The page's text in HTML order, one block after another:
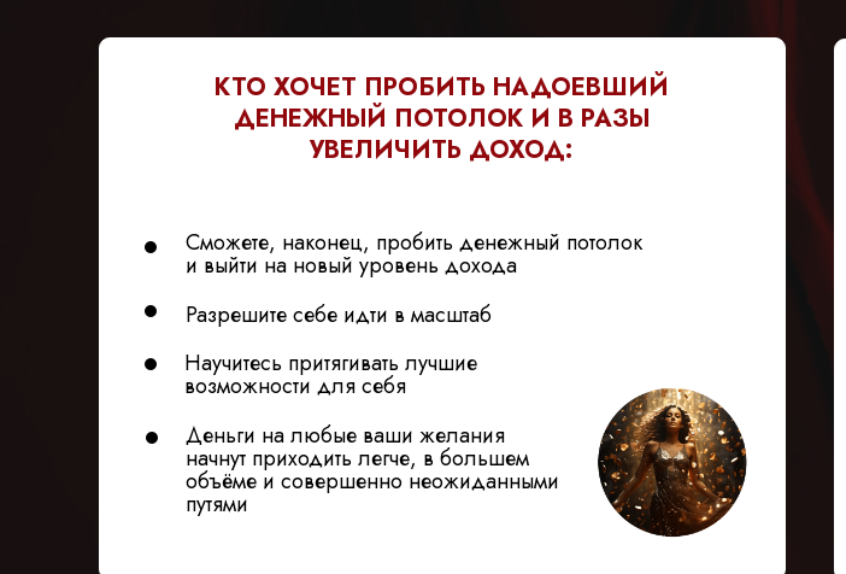
КТО ХОЧЕТ ПРОБИТЬ НАДОЕВШИЙ
ДЕНЕЖНЫЙ ПОТОЛОК И В РАЗЫ
УВЕЛИЧИТЬ ДОХОД:
Сможете, наконец, пробить денежный потолок
и выйти на новый уровень дохода
Разрешите себе идти в масштаб
Научитесь притягивать лучшие
возможности для себя
Деньги на любые ваши желания
начнут приходить легче, в большем
объёме и совершенно неожиданными
путями